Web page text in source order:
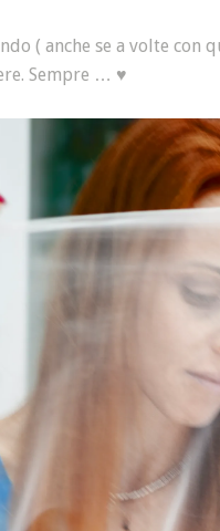
( anche se a volte con
Sempre … ♥